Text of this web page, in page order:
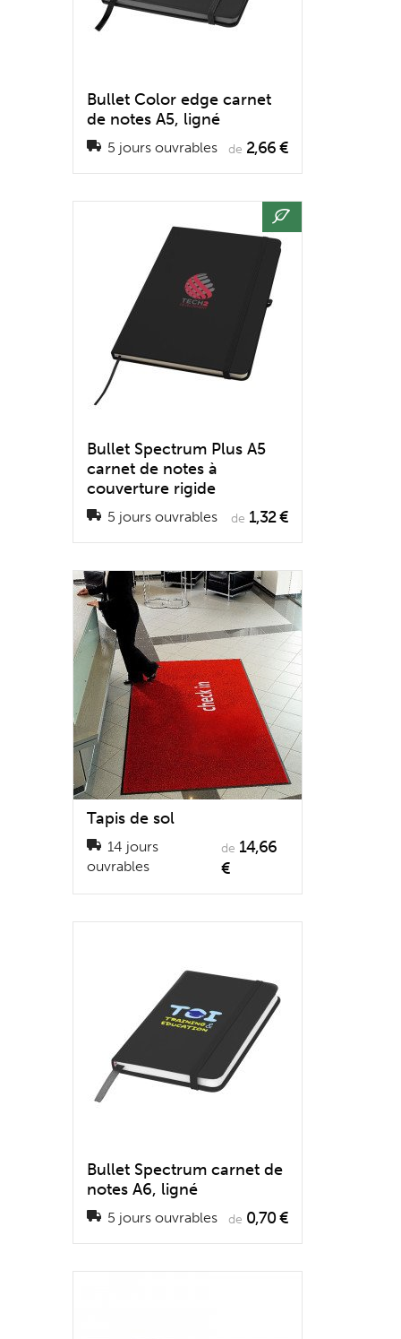
Bullet Color edge carnet
de notes A5, ligné
5 jours ouvrables de 2,66 €
Bullet Spectrum Plus A5
carnet de notes à
couverture rigide
5 jours ouvrables de 1,32 €
Tapis de sol
14 jours
ouvrables
de 14,66
€
Bullet Spectrum carnet de
notes A6, ligné
5 jours ouvrables de 0,70 €